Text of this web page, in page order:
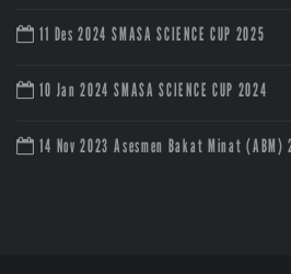
11 Des 2024 SMASA SCIENCE CUP 2025
10 Jan 2024 SMASA SCIENCE CUP 2024
14 Nov 2023 Asesmen Bakat Minat (ABM)